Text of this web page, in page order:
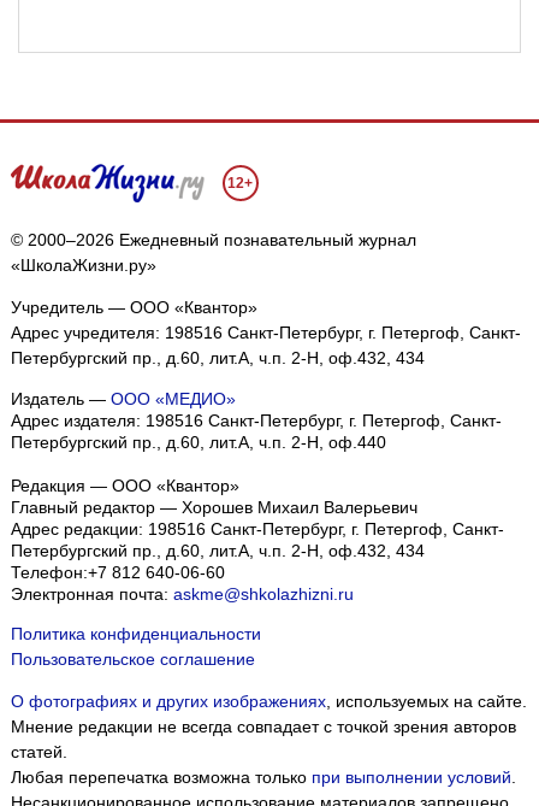
12+
© 2000–2026 Ежедневный познавательный журнал
«ШколаЖизни.ру»
Учредитель — ООО «Квантор»
Адрес учредителя: 198516 Санкт-Петербург, г. Петергоф, Санкт-
Петербургский пр., д.60, лит.А, ч.п. 2-Н, оф.432, 434
Издатель — ООО «МЕДИО»
Адрес издателя: 198516 Санкт-Петербург, г. Петергоф, Санкт-
Петербургский пр., д.60, лит.А, ч.п. 2-Н, оф.440
Редакция — ООО «Квантор»
Главный редактор — Хорошев Михаил Валерьевич
Адрес редакции: 198516 Санкт-Петербург, г. Петергоф, Санкт-
Петербургский пр., д.60, лит.А, ч.п. 2-Н, оф.432, 434
Телефон:+7 812 640-06-60
Электронная почта: askme@shkolazhizni.ru
Политика конфиденциальности
Пользовательское соглашение
О фотографиях и других изображениях, используемых на сайте.
Мнение редакции не всегда совпадает с точкой зрения авторов
статей.
Любая перепечатка возможна только при выполнении условий.
Мы собираем файлы cookie и применяемЯндекс.Метрику.
Подробнее ПРИНЯТЬ